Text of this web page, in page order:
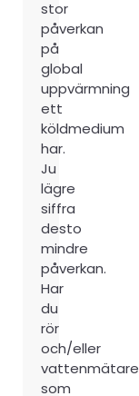
stor
påverkan
på
global
uppvärmning
ett
köldmedium
har.
Ju
lägre
siffra
desto
mindre
påverkan.
Har
du
rör
och/eller
vattenmätare
som